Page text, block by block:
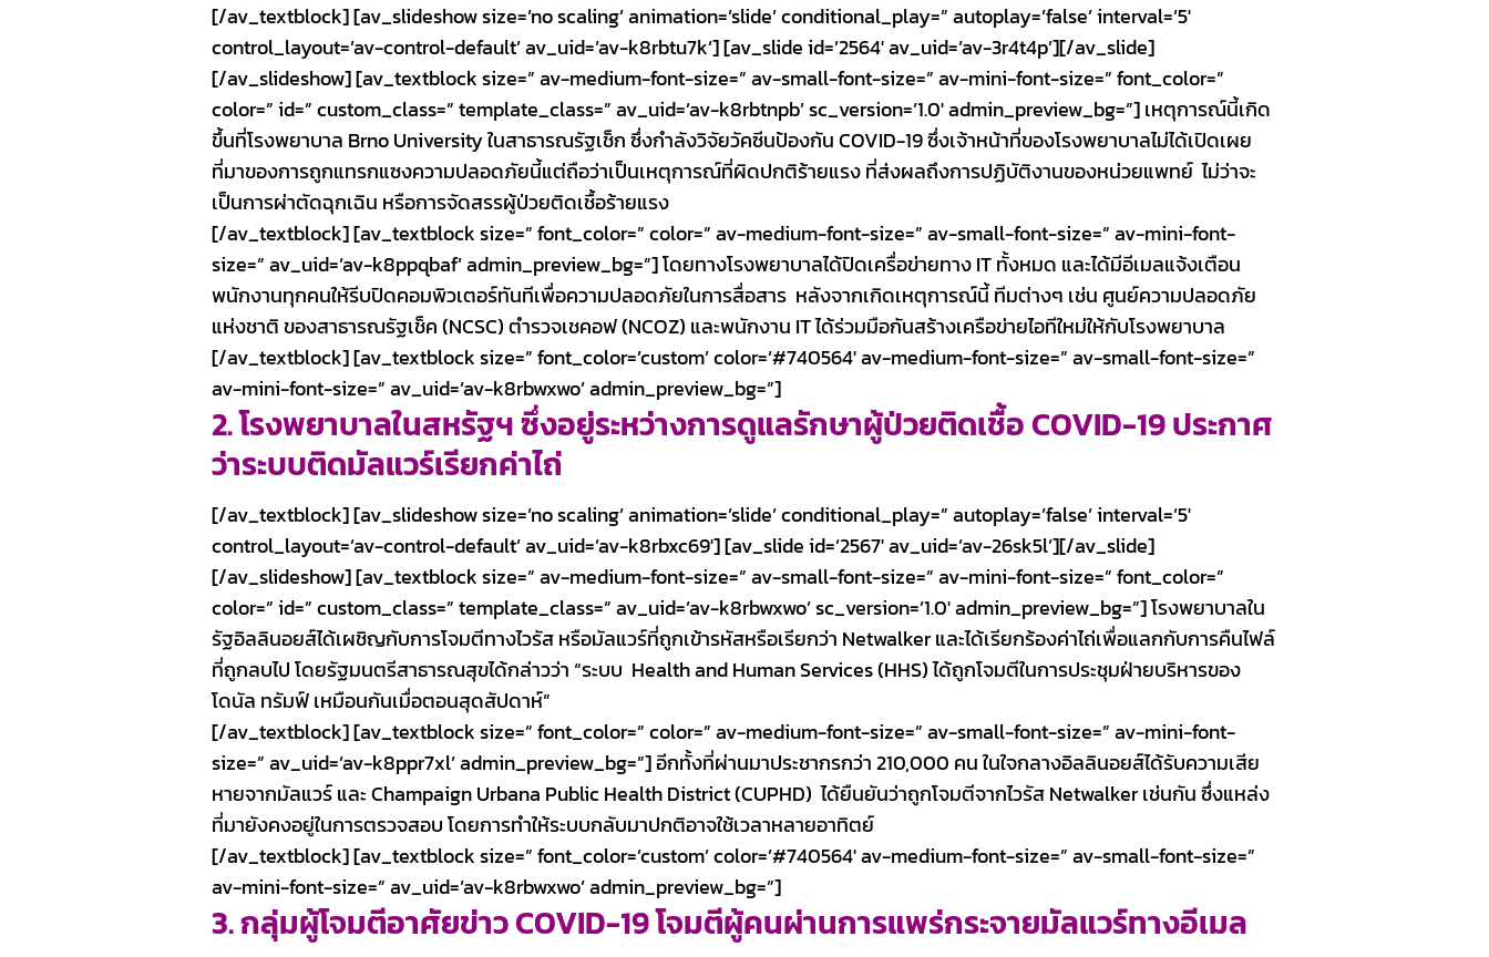
[/av_textblock] [av_slideshow size=’no scaling’ animation=’slide’ conditional_play=” autoplay=’false’ interval=’5′
control_layout=’av-control-default’ av_uid=’av-k8rbtu7k’] [av_slide id=’2564′ av_uid=’av-3r4t4p’][/av_slide]
[/av_slideshow] [av_textblock size=” av-medium-font-size=” av-small-font-size=” av-mini-font-size=” font_color=”
color=” id=” custom_class=” template_class=” av_uid=’av-k8rbtnpb’ sc_version=’1.0′ admin_preview_bg=”] เหตุการณ์นี้เกิด
ขึ้นที่โรงพยาบาล Brno University ในสาธารณรัฐเช็ก ซึ่งกำลังวิจัยวัคซีนป้องกัน COVID-19 ซึ่งเจ้าหน้าที่ของโรงพยาบาลไม่ได้เปิดเผย
ที่มาของการถูกแทรกแซงความปลอดภัยนี้แต่ถือว่าเป็นเหตุการณ์ที่ผิดปกติร้ายแรง ที่ส่งผลถึงการปฏิบัติงานของหน่วยแพทย์ ไม่ว่าจะ
เป็นการผ่าตัดฉุกเฉิน หรือการจัดสรรผู้ป่วยติดเชื้อร้ายแรง
[/av_textblock] [av_textblock size=” font_color=” color=” av-medium-font-size=” av-small-font-size=” av-mini-font-
size=” av_uid=’av-k8ppqbaf’ admin_preview_bg=”] โดยทางโรงพยาบาลได้ปิดเครื่อข่ายทาง IT ทั้งหมด และได้มีอีเมลแจ้งเตือน
พนักงานทุกคนให้รีบปิดคอมพิวเตอร์ทันทีเพื่อความปลอดภัยในการสื่อสาร หลังจากเกิดเหตุการณ์นี้ ทีมต่างๆ เช่น ศูนย์ความปลอดภัย
แห่งชาติ ของสาธารณรัฐเช็ค (NCSC) ตํารวจเชคอฟ (NCOZ) และพนักงาน IT ได้ร่วมมือกันสร้างเครือข่ายไอทีใหม่ให้กับโรงพยาบาล
[/av_textblock] [av_textblock size=” font_color=’custom’ color=’#740564′ av-medium-font-size=” av-small-font-size=”
av-mini-font-size=” av_uid=’av-k8rbwxwo’ admin_preview_bg=”]
2. โรงพยาบาลในสหรัฐฯ ซึ่งอยู่ระหว่างการดูแลรักษาผู้ป่วยติดเชื้อCOVID-19 ประกาศ
ว่าระบบติดมัลแวร์เรียกค่าไถ่
[/av_textblock] [av_slideshow size=’no scaling’ animation=’slide’ conditional_play=” autoplay=’false’ interval=’5′
control_layout=’av-control-default’ av_uid=’av-k8rbxc69′] [av_slide id=’2567′ av_uid=’av-26sk5l’][/av_slide]
[/av_slideshow] [av_textblock size=” av-medium-font-size=” av-small-font-size=” av-mini-font-size=” font_color=”
color=” id=” custom_class=” template_class=” av_uid=’av-k8rbwxwo’ sc_version=’1.0′ admin_preview_bg=”] โรงพยาบาลใน
รัฐอิลลินอยส์ได้เผชิญกับการโจมตีทางไวรัส หรือมัลแวร์ที่ถูกเข้ารหัสหรือเรียกว่า Netwalker และได้เรียกร้องค่าไถ่เพื่อแลกกับการคืนไฟล์
ที่ถูกลบไป โดยรัฐมนตรีสาธารณสุขได้กล่าวว่า “ระบบ Health and Human Services (HHS) ได้ถูกโจมตีในการประชุมฝ่ายบริหารของ
โดนัล ทรัมฟ์ เหมือนกันเมื่อตอนสุดสัปดาห์”
[/av_textblock] [av_textblock size=” font_color=” color=” av-medium-font-size=” av-small-font-size=” av-mini-font-
size=” av_uid=’av-k8ppr7xl’ admin_preview_bg=”] อีกทั้งที่ผ่านมาประชากรกว่า 210,000 คน ในใจกลางอิลลินอยส์ได้รับความเสีย
หายจากมัลแวร์ และ Champaign Urbana Public Health District (CUPHD) ได้ยืนยันว่าถูกโจมตีจากไวรัส Netwalker เช่นกัน ซึ่งแหล่ง
ที่มายังคงอยู่ในการตรวจสอบ โดยการทำให้ระบบกลับมาปกติอาจใช้เวลาหลายอาทิตย์
[/av_textblock] [av_textblock size=” font_color=’custom’ color=’#740564′ av-medium-font-size=” av-small-font-size=”
av-mini-font-size=” av_uid=’av-k8rbwxwo’ admin_preview_bg=”]
3. กลุ่มผู้โจมตีอาศัยข่าวCOVID-19 โจมตีผู้คนผ่านการแพร่กระจายมัลแวร์ทางอีเมล